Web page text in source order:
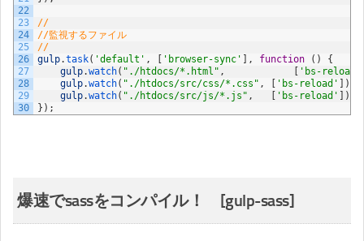
22
23
24
25
26
27
28
29
30
//
//監視するファイル
//
gulp.task( 'default' , 'browser-sync' , function ( )
{
gulp.watch( "./htdocs/*.html" , 'bs-reload'
gulp.watch( "./htdocs/src/css/*.css" , 'bs-reload' )
gulp.watch( "./htdocs/src/js/*.js" , 'bs-reload' )
} ) ;
爆速でsassをコンパイル！ [gulp-sass]